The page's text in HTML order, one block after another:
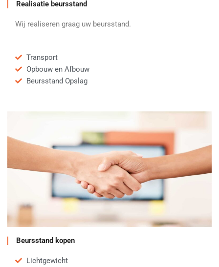
Realisatie beursstand
Wij realiseren graag uw beursstand.
Transport
Opbouw en Afbouw
Beursstand Opslag
Beursstand kopen
Lichtgewicht